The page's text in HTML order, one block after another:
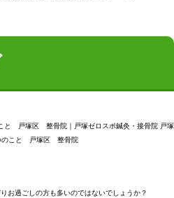
と 戸塚区 整骨院｜戸塚ゼロスポ鍼灸・接骨院 戸塚
お過ごしの方も多いのではないでしょうか？